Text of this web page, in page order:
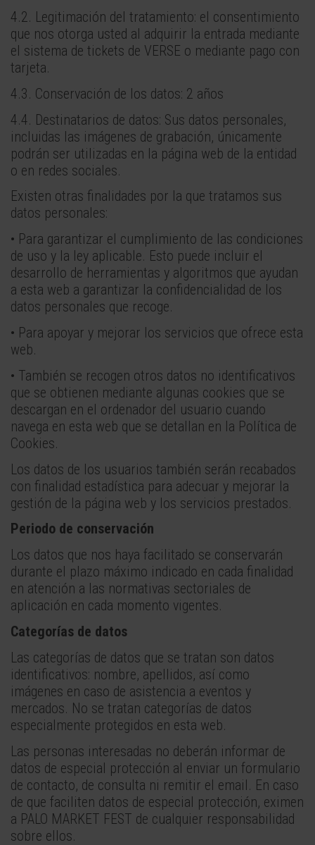
4.2. Legitimación del tratamiento: el consentimiento
que nos otorga usted al adquirir la entrada mediante
el sistema de tickets de VERSE o mediante pago con
tarjeta.
4.3. Conservación de los datos: 2 años
4.4. Destinatarios de datos: Sus datos personales,
incluidas las imágenes de grabación, únicamente
podrán ser utilizadas en la página web de la entidad
o en redes sociales.
Existen otras finalidades por la que tratamos sus
datos personales:
• Para garantizar el cumplimiento de las condiciones
de uso y la ley aplicable. Esto puede incluir el
desarrollo de herramientas y algoritmos que ayudan
a esta web a garantizar la confidencialidad de los
datos personales que recoge.
• Para apoyar y mejorar los servicios que ofrece esta
web.
• También se recogen otros datos no identificativos
que se obtienen mediante algunas cookies que se
descargan en el ordenador del usuario cuando
navega en esta web que se detallan en la Política de
Cookies.
Los datos de los usuarios también serán recabados
con finalidad estadística para adecuar y mejorar la
gestión de la página web y los servicios prestados.
Periodo de conservación
Los datos que nos haya facilitado se conservarán
durante el plazo máximo indicado en cada finalidad
en atención a las normativas sectoriales de
aplicación en cada momento vigentes.
Categorías de datos
Las categorías de datos que se tratan son datos
identificativos: nombre, apellidos, así como
imágenes en caso de asistencia a eventos y
mercados. No se tratan categorías de datos
especialmente protegidos en esta web.
Las personas interesadas no deberán informar de
datos de especial protección al enviar un formulario
de contacto, de consulta ni remitir el email. En caso
de que faciliten datos de especial protección, eximen
a PALO MARKET FEST de cualquier responsabilidad
sobre ellos.